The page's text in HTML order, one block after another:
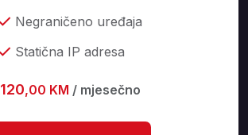
Negraničeno uređaja
Statična IP adresa
120,00 KM / mjesečno